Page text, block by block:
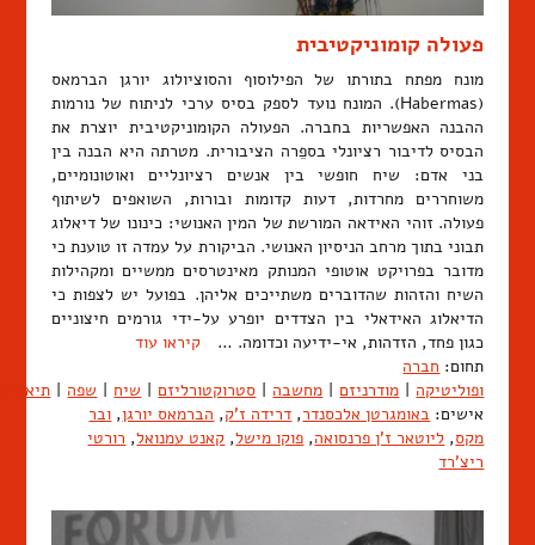
פעולה קומוניקטיבית
מונח מפתח בתורתו של הפילוסוף והסוציולוג יורגן הברמאס
(Habermas). המונח נועד לספק בסיס ערכי לניתוח של נורמות
ההבנה האפשריות בחברה. הפעולה הקומוניקטיבית יוצרת את
הבסיס לדיבור רציונלי בספֵרה הציבורית. מטרתה היא הבנה בין
בני אדם: שיח חופשי בין אנשים רציונליים ואוטונומיים,
משוחררים מחרדות, דעות קדומות ובורות, השואפים לשיתוף
פעולה. זוהי האידאה המורשת של המין האנושי: כינונו של דיאלוג
תבוני בתוך מרחב הניסיון האנושי. הביקורת על עמדה זו טוענת כי
מדובר בפרויקט אוטופי המנותק מאינטרסים ממשיים ומקהילות
השיח והזהות שהדוברים משתייכים אליהן. בפועל יש לצפות כי
הדיאלוג האידאלי בין הצדדים יופרע על-ידי גורמים חיצוניים
כגון פחד, הזדהות, אי-ידיעה וכדומה. … קיראו עוד
תחום: חברה
ופוליטיקה | מודרניזם | מחשבה | סטרוקטורליזם | שיח | שפה |
אישים: באומגרטן אלכסנדר, דרידה ז'ק, הברמאס יורגן, ובר
מקס, ליוטאר ז'ן פרנסואה, פוקו מישל, קאנט עמנואל, רורטי
ריצ'רד